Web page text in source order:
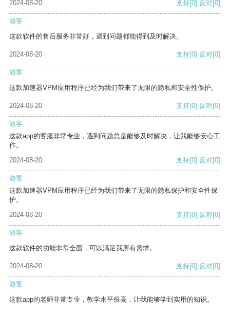
2024-08-20
支持[0] 反对[0]
游客
这款软件的售后服务非常好，遇到问题都能得到及时解决。
2024-08-20 支持[0] 反对[0]
游客
这款加速器VPM应用程序已经为我们带来了无限的隐私和安全性保护。
2024-08-20 支持[0] 反对[0]
游客
这款app的客服非常专业，遇到问题总是能够及时解决，让我能够安心工
作。
2024-08-20
支持[0] 反对[0]
游客
这款加速器VPM应用程序已经为我们带来了无限的隐私保护和安全性保
护。
2024-08-20
支持[0] 反对[0]
游客
这款软件的功能非常全面，可以满足我所有需求。
2024-08-20 支持[0] 反对[0]
游客
这款app的老师非常专业，教学水平很高，让我能够学到实用的知识。